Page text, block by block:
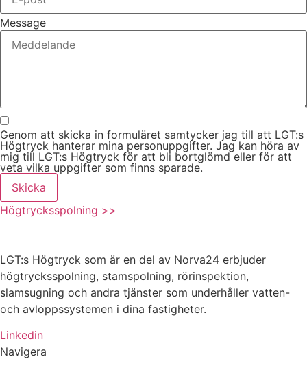
Message
Genom att skicka in formuläret samtycker jag till att LGT:s
Högtryck hanterar mina personuppgifter. Jag kan höra av
mig till LGT:s Högtryck för att bli bortglömd eller för att
veta vilka uppgifter som finns sparade.
Skicka
Högtrycksspolning >>
LGT:s Högtryck som är en del av Norva24 erbjuder
högtrycksspolning, stamspolning, rörinspektion,
slamsugning och andra tjänster som underhåller vatten-
och avloppssystemen i dina fastigheter.
Linkedin
Navigera